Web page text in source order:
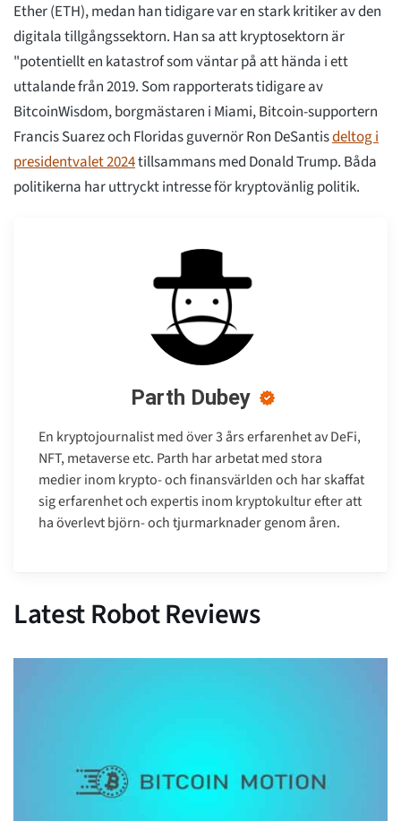
Ether (ETH), medan han tidigare var en stark kritiker av den
digitala tillgångssektorn. Han sa att kryptosektorn är
"potentiellt en katastrof som väntar på att hända i ett
uttalande från 2019. Som rapporterats tidigare av
BitcoinWisdom, borgmästaren i Miami, Bitcoin-supportern
Francis Suarez och Floridas guvernör Ron DeSantisdeltog i
presidentvalet 2024tillsammans med Donald Trump. Båda
politikerna har uttryckt intresse för kryptovänlig politik.
Parth Dubey
En kryptojournalist med över 3 års erfarenhet av DeFi,
NFT, metaverse etc. Parth har arbetat med stora
medier inom krypto- och finansvärlden och har skaffat
sig erfarenhet och expertis inom kryptokultur efter att
ha överlevt björn- och tjurmarknader genom åren.
Latest Robot Reviews